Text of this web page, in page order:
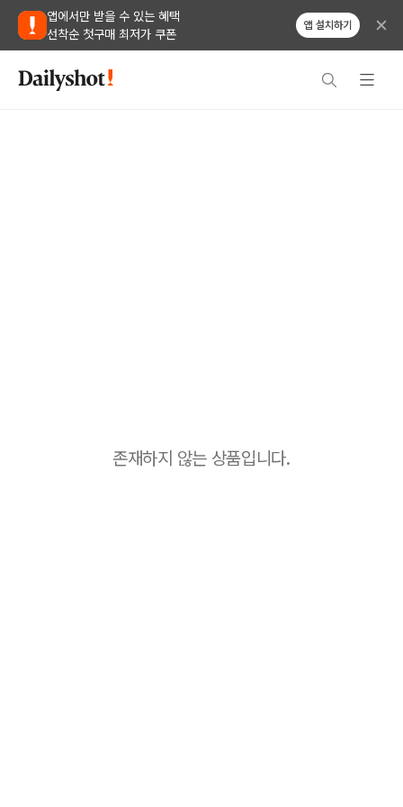
앱에서만 받을 수 있는 혜택
선착순 첫구매 최저가 쿠폰
앱 설치하기
존재하지 않는 상품입니다.